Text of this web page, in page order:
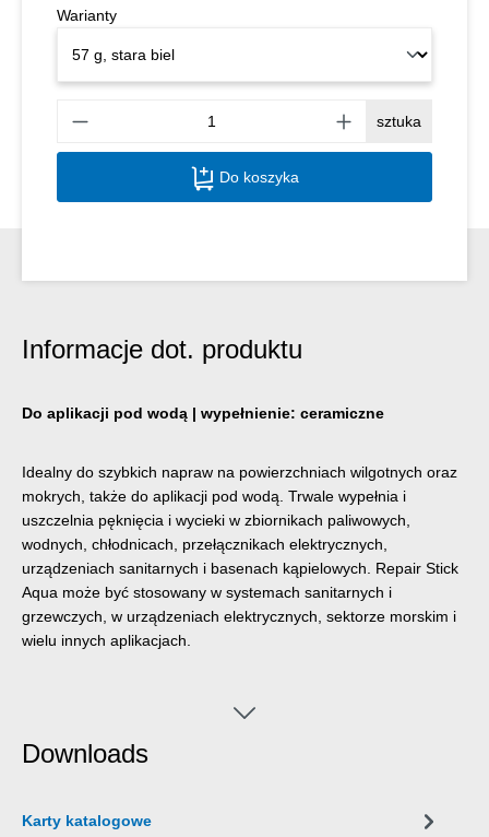
Warianty
sztuka
Do koszyka
Informacje dot. produktu
Do aplikacji pod wodą | wypełnienie: ceramiczne
Idealny do szybkich napraw na powierzchniach wilgotnych oraz
mokrych, także do aplikacji pod wodą. Trwale wypełnia i
uszczelnia pęknięcia i wycieki w zbiornikach paliwowych,
wodnych, chłodnicach, przełącznikach elektrycznych,
urządzeniach sanitarnych i basenach kąpielowych. Repair Stick
Aqua może być stosowany w systemach sanitarnych i
grzewczych, w urządzeniach elektrycznych, sektorze morskim i
wielu innych aplikacjach.
Downloads
Karty katalogowe